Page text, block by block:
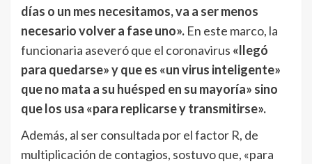
días o un mes necesitamos, va a ser menos
necesario volver a fase uno». En este marco, la
funcionaria aseveró que el coronavirus «llegó
para quedarse» y que es «un virus inteligente»
que no mata a su huésped en su mayoría» sino
que los usa «para replicarse y transmitirse».
Además, al ser consultada por el factor R, de
multiplicación de contagios, sostuvo que, «para